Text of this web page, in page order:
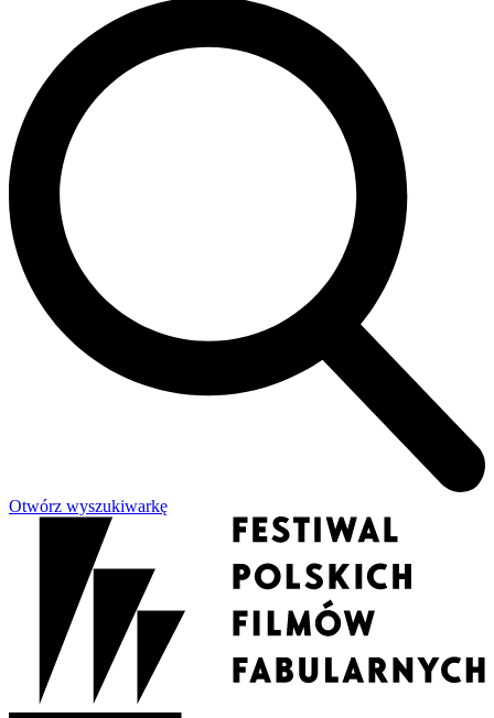
Otwórz wyszukiwarkę